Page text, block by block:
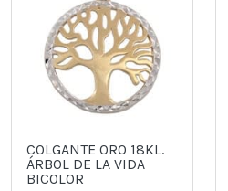
COLGANTE ORO 18KL.
ÁRBOL DE LA VIDA
BICOLOR